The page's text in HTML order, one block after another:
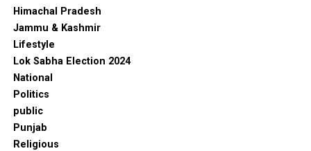
Himachal Pradesh
Jammu & Kashmir
Lifestyle
Lok Sabha Election 2024
National
Politics
public
Punjab
Religious